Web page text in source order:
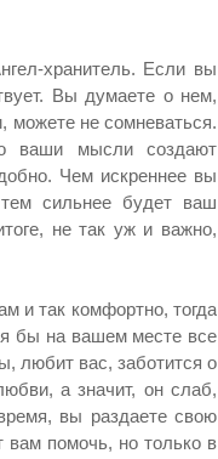
хранитель. Если вы
Вы думаете о нем,
можете не сомневаться.
ваши мысли создают
Чем искреннее вы
сильнее будет ваш
не так уж и важно,
и так комфортно, тогда
бы на вашем месте все
любит вас, заботится о
а значит, он слаб,
вы раздаете свою
вам помочь, но только в